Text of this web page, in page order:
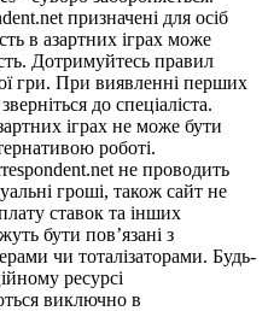
призначені для осіб
в азартних іграх може
Дотримуйтесь правил
гри. При виявленні перших
до спеціаліста.
іграх не може бути
роботі.
не проводить
гроші, також сайт не
ставок та інших
бути пов’язані з
чи тоталізаторами. Будь-
ресурсі
виключно в